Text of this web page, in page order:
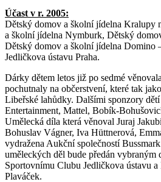
Účast v r. 2005:
Dětský domov a školní jídelna Kralupy
a školní jídelna Nymburk, Dětský
Dětský domov a školní jídelna Domino
Jedličkova ústavu Praha.
Dárky dětem letos již po sedmé
pochutnaly na občerstvení, které tak
Libeřské lahůdky. Dalšími sponzory
Entertainment, Mattel, Bobík-
Umělecká díla která věnoval Juraj
Bohuslav Vágner, Iva Hüttnerová,
vydražena Aukční společností
uměleckých děl bude předán vybraným
Sportovnímu Clubu Jedličkova ústavu
Plaváček.